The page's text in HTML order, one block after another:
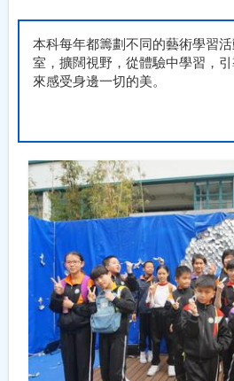
本科每年都籌劃不同的藝術學習
室，擴闊視野，從體驗中學習，
來感受身邊一切的美。